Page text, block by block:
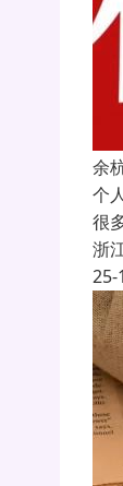
余
个
很
浙
25-